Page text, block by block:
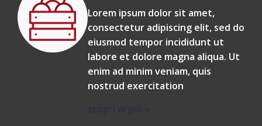
Lorem ipsum dolor sit amet,
consectetur adipiscing elit, sed do
eiusmod tempor incididunt ut
labore et dolore magna aliqua. Ut
enim ad minim veniam, quis
nostrud exercitation